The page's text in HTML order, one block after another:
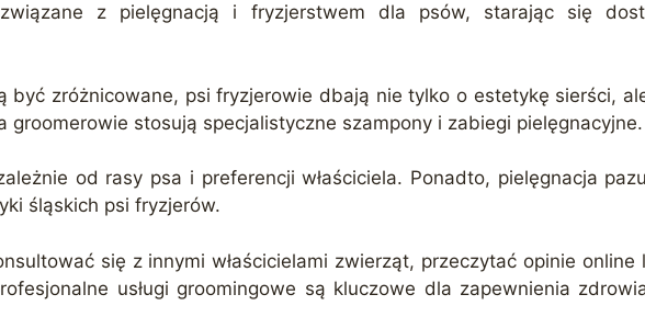
z pielęgnacją i fryzjerstwem dla psów, starając się
zróżnicowane, psi fryzjerowie dbają nie tylko o estetykę sierści,
stosują specjalistyczne szampony i zabiegi pielęgnacyjne.
od rasy psa i preferencji właściciela. Ponadto, pielęgnacja
śląskich psi fryzjerów.
się z innymi właścicielami zwierząt, przeczytać opinie
usługi groomingowe są kluczowe dla zapewnienia